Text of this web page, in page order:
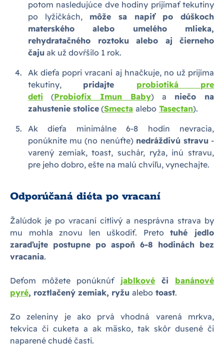
potom nasledujúce dve hodiny príjímať tekutiny
po lyžičkách, môže sa napiť po dúškoch
materského alebo umelého mlieka,
rehydratačného roztoku alebo aj čierneho
čaju ak už dovŕšilo 1 rok.
Ak dieťa popri vracaní aj hnačkuje, no už prijíma
tekutiny, pridajte probiotiká pre
deti (Probiofix Imun Baby) a niečo na
zahustenie stolice (Smecta alebo Tasectan).
Ak dieťa minimálne 6-8 hodín nevracia,
ponúknite mu (no nenúťte) nedráždivú stravu -
varený zemiak, toast, suchár, ryža, inú stravu,
pre jeho dobro, ešte na malú chvíľu, vynechajte.
Odporúčaná diéta po vracaní
Žalúdok je po vracaní citlivý a nesprávna strava by
mu mohla znovu len uškodiť. Pretotuhé jedlo
zaraďujte postupne po aspoň 6-8 hodinách bez
vracania.
Deťom môžete ponúknúť jablkové či banánové
pyré, roztlačený zemiak, ryžu alebo toast.
Zo zeleniny je ako prvá vhodná varená mrkva,
tekvica či cuketa a ak mäsko, tak skôr dusené či
naparené chudé časti.